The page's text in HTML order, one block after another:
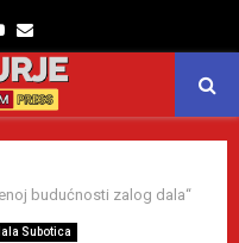
Youtube
Email
budućnosti zalog dala“
Subotica